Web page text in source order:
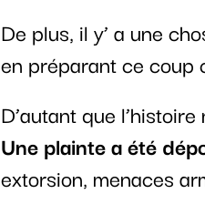
De plus, il y’ a une
en préparant ce coup
D’autant que
Une plainte a été
extorsion, menaces